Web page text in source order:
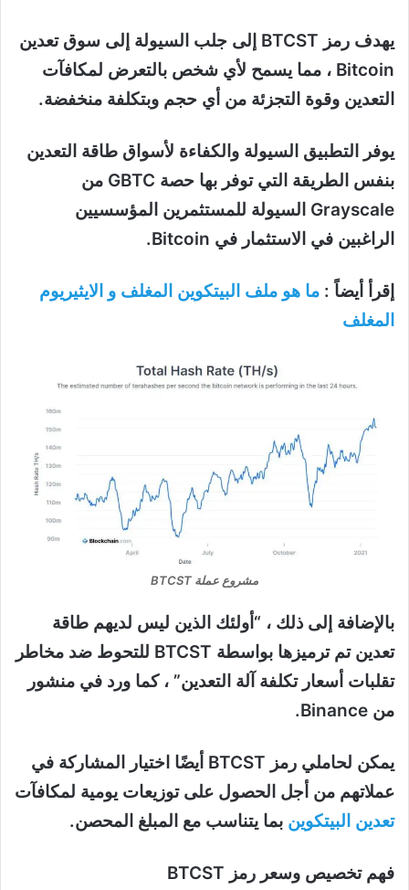
يهدف رمز BTCST إلى جلب السيولة إلى سوق تعدين
Bitcoin ، مما يسمح لأي شخص بالتعرض لمكافآت
التعدين وقوة التجزئة من أي حجم وبتكلفة منخفضة.
يوفر التطبيق السيولة والكفاءة لأسواق طاقة التعدين
بنفس الطريقة التي توفر بها حصة GBTC من
Grayscale السيولة للمستثمرين المؤسسيين
الراغبين في الاستثمار في Bitcoin.
إقرأ أيضاً : ما هو ملف البيتكوين المغلف و الايثيريوم
المغلف
مشروع عملة BTCST
بالإضافة إلى ذلك ، “أولئك الذين ليس لديهم طاقة
تعدين تم ترميزها بواسطة BTCST للتحوط ضد مخاطر
تقلبات أسعار تكلفة آلة التعدين” ، كما ورد في منشور
من Binance.
يمكن لحاملي رمز BTCST أيضًا اختيار المشاركة في
عملاتهم من أجل الحصول على توزيعات يومية لمكافآت
تعدين البيتكوين بما يتناسب مع المبلغ المحصن.
فهم تخصيص وسعر رمز BTCST